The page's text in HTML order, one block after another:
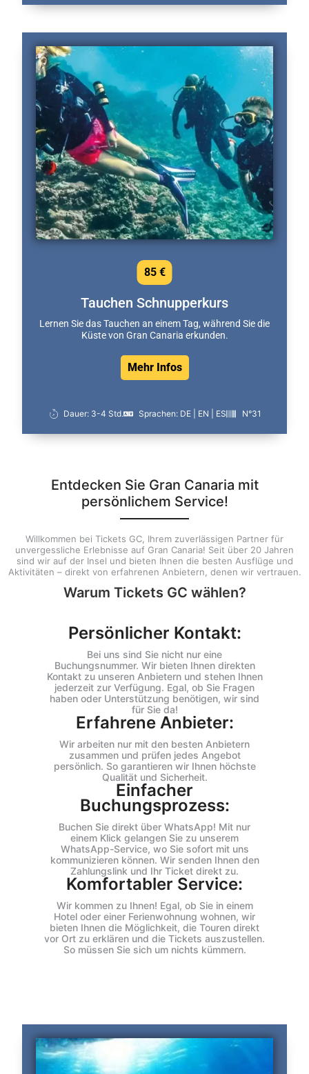
Tauchen Schnupperkurs
Lernen Sie das Tauchen an einem Tag, während Sie die
Küste von Gran Canaria erkunden.
Mehr Infos
85 €
Dauer: 3-4 Std. Sprachen: DE | EN | ES N°31
Entdecken Sie Gran Canaria mit
persönlichem Service!
Willkommen bei Tickets GC, Ihrem zuverlässigen Partner für
unvergessliche Erlebnisse auf Gran Canaria! Seit über 20 Jahren
sind wir auf der Insel und bieten Ihnen die besten Ausflüge und
Aktivitäten – direkt von erfahrenen Anbietern, denen wir vertrauen.
Warum Tickets GC wählen?
Persönlicher Kontakt:
Bei uns sind Sie nicht nur eine
Buchungsnummer. Wir bieten Ihnen direkten
Kontakt zu unseren Anbietern und stehen Ihnen
jederzeit zur Verfügung. Egal, ob Sie Fragen
haben oder Unterstützung benötigen, wir sind
für Sie da!
Erfahrene Anbieter:
Wir arbeiten nur mit den besten Anbietern
zusammen und prüfen jedes Angebot
persönlich. So garantieren wir Ihnen höchste
Qualität und Sicherheit.
Einfacher
Buchungsprozess:
Buchen Sie direkt über WhatsApp! Mit nur
einem Klick gelangen Sie zu unserem
WhatsApp-Service, wo Sie sofort mit uns
kommunizieren können. Wir senden Ihnen den
Zahlungslink und Ihr Ticket direkt zu.
Komfortabler Service:
Wir kommen zu Ihnen! Egal, ob Sie in einem
Hotel oder einer Ferienwohnung wohnen, wir
bieten Ihnen die Möglichkeit, die Touren direkt
vor Ort zu erklären und die Tickets auszustellen.
So müssen Sie sich um nichts kümmern.